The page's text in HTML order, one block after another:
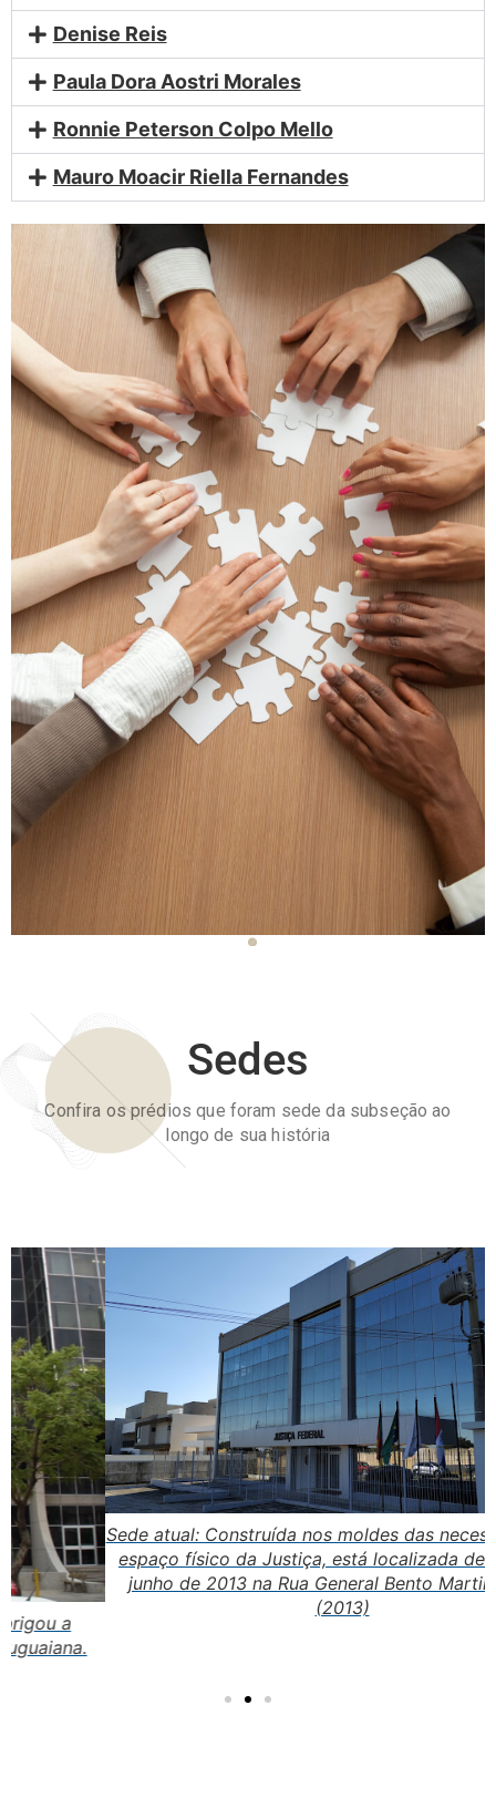
Denise Reis
Paula Dora Aostri Morales
Ronnie Peterson Colpo Mello
Mauro Moacir Riella Fernandes
Sedes
Confira os prédios que foram sede da subseção ao
longo de sua história
Sede atual: Construída nos moldes das necessidades de
espaço físico da Justiça, está localizada desde 18 de
junho de 2013 na Rua General Bento Martins, 1733.